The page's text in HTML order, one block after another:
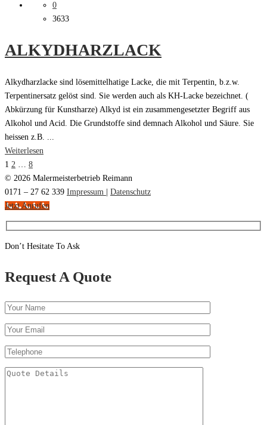
0
3633
ALKYDHARZLACK
Alkydharzlacke sind lösemittelhatige Lacke, die mit Terpentin, b.z.w.
Terpentinersatz gelöst sind. Sie werden auch als KH-Lacke bezeichnet. (
Abkürzung für Kunstharze) Alkyd ist ein zusammengesetzter Begriff aus
Alkohol und Acid. Die Grundstoffe sind demnach Alkohol und Säure. Sie
heissen z.B. ...
Weiterlesen
1 2
8
© 2026 Malermeisterbetrieb Reimann
0171 – 27 62 339 Impressum | Datenschutz
Jetzt Anrufen
Don’t Hesitate To Ask
Request A Quote